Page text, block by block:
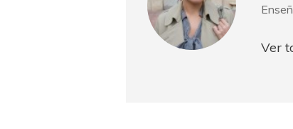
Ver